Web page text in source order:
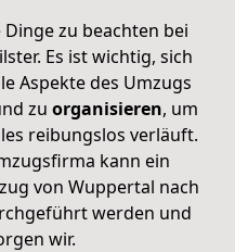
zu beachten bei
Es ist wichtig, sich
Aspekte des Umzugs
zu organisieren, um
reibungslos verläuft.
kann ein
von Wuppertal nach
werden und
wir.